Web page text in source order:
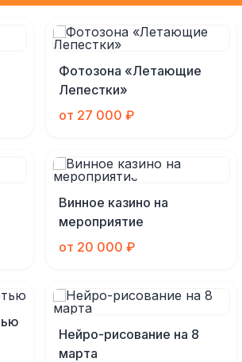
Фотозона «Летающие
Лепестки»
от 27 000 ₽
Винное казино на
мероприятие
от 20 000 ₽
Нейро-рисование на 8
марта